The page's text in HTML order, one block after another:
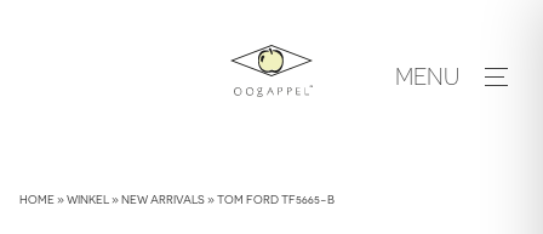
MENU
HOME»WINKEL »NEW ARRIVALS»TOM FORD TF5665-B